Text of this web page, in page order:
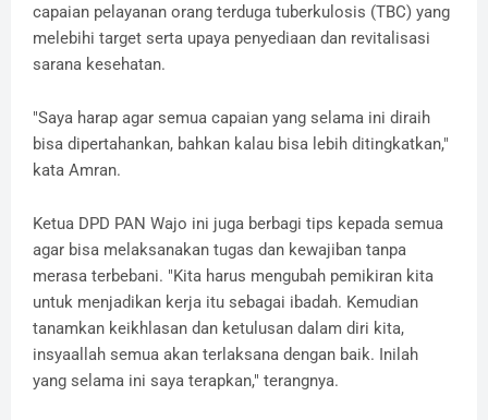
capaian pelayanan orang terduga tuberkulosis (TBC) yang
melebihi target serta upaya penyediaan dan revitalisasi
sarana kesehatan.
"Saya harap agar semua capaian yang selama ini diraih
bisa dipertahankan, bahkan kalau bisa lebih ditingkatkan,"
kata Amran.
Ketua DPD PAN Wajo ini juga berbagi tips kepada semua
agar bisa melaksanakan tugas dan kewajiban tanpa
merasa terbebani. "Kita harus mengubah pemikiran kita
untuk menjadikan kerja itu sebagai ibadah. Kemudian
tanamkan keikhlasan dan ketulusan dalam diri kita,
insyaallah semua akan terlaksana dengan baik. Inilah
yang selama ini saya terapkan," terangnya.